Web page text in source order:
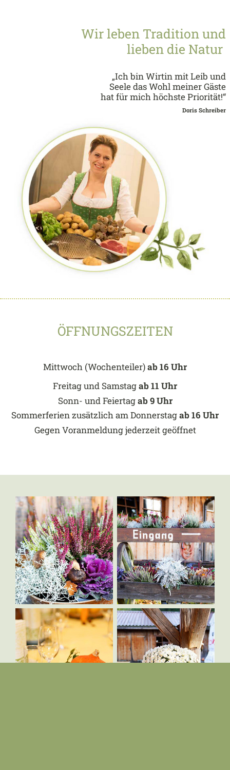
Wir leben Tradition und
lieben die Natur
„Ich bin Wirtin mit Leib und
Seele das Wohl meiner Gäste
hat für mich höchste Priorität!“
Doris Schreiber
ÖFFNUNGSZEITEN
Mittwoch (Wochenteiler)ab 16 Uhr
Freitag und Samstagab 11 Uhr
Sonn- und Feiertagab 9 Uhr
Sommerferien zusätzlich am Donnerstagab 16 Uhr
Gegen Voranmeldung jederzeit geöffnet